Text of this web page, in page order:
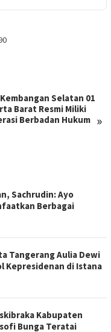
»
Selatan 01
Barat Resmi Miliki
Berbadan Hukum
Sachrudin: Ayo
Berbagai
Tangerang Aulia Dewi
Kepresidenan di Istana
Kabupaten
Bunga Teratai